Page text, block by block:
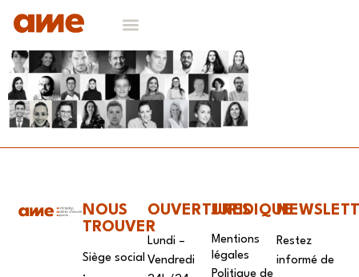
NOUS
TROUVER
Siège social
OUVERTURES
Lundi –
Vendredi
JURIDIQUE
Mentions
légales
Politique de
Restez
informé de